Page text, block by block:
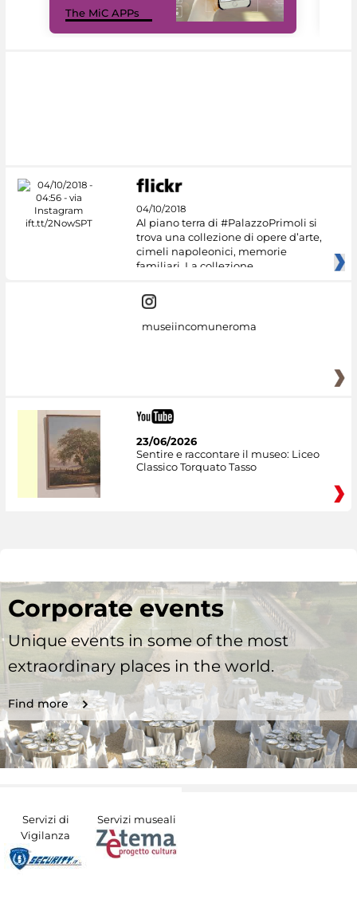
The MiC APPs
04/10/2018
Al piano terra di #PalazzoPrimoli si
trova una collezione di opere d’arte,
cimeli napoleonici, memorie
familiari. La collezione
museiincomuneroma
23/06/2026
Sentire e raccontare il museo: Liceo
Classico Torquato Tasso
Corporate events
Unique events in some of the most
extraordinary places in the world.
Find more
Servizi di
Vigilanza
Servizi museali